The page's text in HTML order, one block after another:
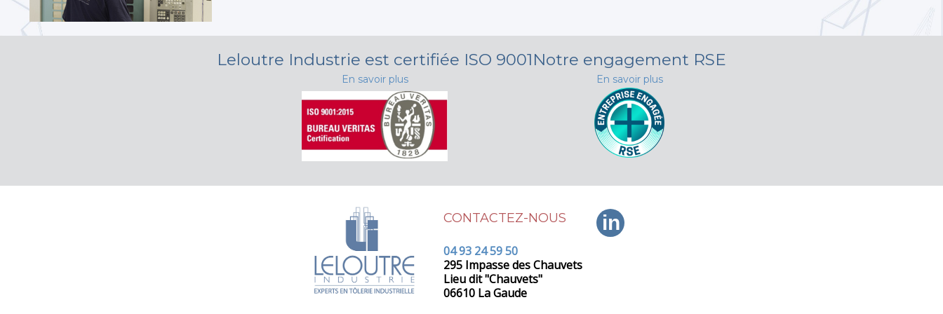
Leloutre Industrie est certifiée ISO 9001
En savoir plus
Notre engagement RSE
En savoir plus
CONTACTEZ-NOUS
04 93 24 59 50
295 Impasse des Chauvets
Lieu dit "Chauvets"
06610 La Gaude
in